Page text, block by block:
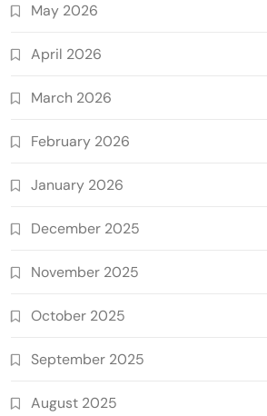
May 2026
April 2026
March 2026
February 2026
January 2026
December 2025
November 2025
October 2025
September 2025
August 2025